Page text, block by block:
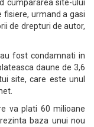
cumpararea site-ului
fisiere, urmand a gasi
de drepturi de autor,
fost condamnati in
daune de 3,6
site, care este unul
va plati 60 milioane
baza unui nou